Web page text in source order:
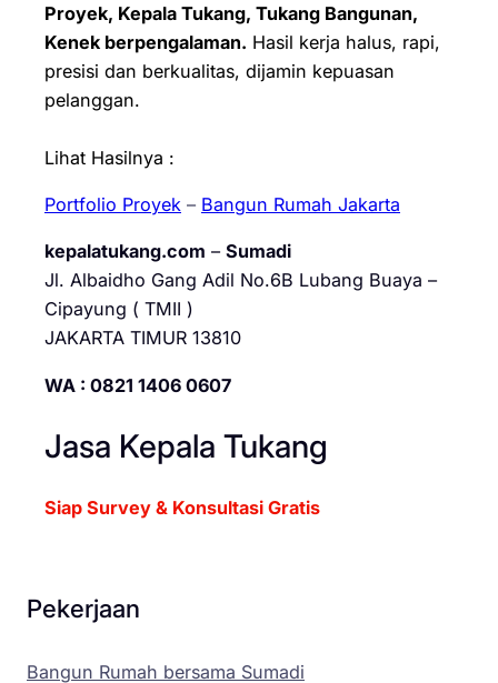
Proyek, Kepala Tukang, Tukang Bangunan,
Kenek berpengalaman. Hasil kerja halus, rapi,
presisi dan berkualitas, dijamin kepuasan
pelanggan.
Lihat Hasilnya :
Portfolio Proyek – Bangun Rumah Jakarta
kepalatukang.com – Sumadi
Jl. Albaidho Gang Adil No.6B Lubang Buaya –
Cipayung ( TMII )
JAKARTA TIMUR 13810
WA : 0821 1406 0607
Jasa Kepala Tukang
Siap Survey & Konsultasi Gratis
Pekerjaan
Bangun Rumah bersama Sumadi